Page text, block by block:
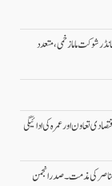
کمانڈر شوکت ماما زخمی، متعدد
تعاون اور عمرہ کی ادائیگی
عناصر کی مذمت۔ صدر انجمن